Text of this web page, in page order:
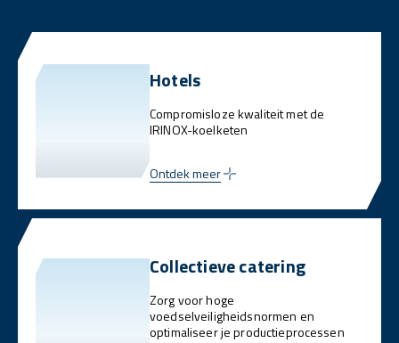
Hotels
Compromisloze kwaliteit met de
IRINOX-koelketen
Ontdek meer
Collectieve catering
Zorg voor hoge
voedselveiligheidsnormen en
optimaliseer je productieprocessen